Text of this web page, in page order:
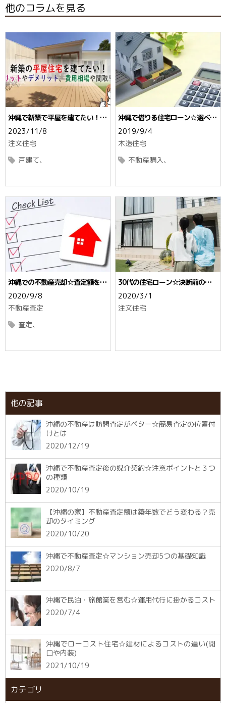
他のコラムを見る
沖縄で新築で平屋を建てたい！メ
リットデメリット、費用相場や間
取り例
2023/11/8
注文住宅
戸建て
沖縄で借りる住宅ローン☆選べる
5つの方法と特徴
2019/9/4
木造住宅
不動産購入
沖縄での不動産売却☆査定額を上
げる5つのポイント
2020/9/8
不動産査定
査定
30代の住宅ローン☆決断前のチ
ェック、5つのポイント
2020/3/1
注文住宅
他の記事
沖縄の不動産は訪問査定がベター☆簡易査定の位置付
けとは
2020/12/19
沖縄で不動産査定後の媒介契約☆注意ポイントと３つ
の種類
2020/10/19
【沖縄の家】不動産査定額は築年数でどう変わる？売
却のタイミング
2020/10/20
沖縄で不動産査定☆マンション売却5つの基礎知識
2020/8/7
沖縄で民泊・旅館業を営む☆運用代行に掛かるコスト
2020/7/4
沖縄でローコスト住宅☆建材によるコストの違い(開
口や内装)
2021/10/19
カテゴリ